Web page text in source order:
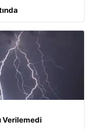
Verilemedi